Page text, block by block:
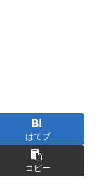
はてブ
コピー